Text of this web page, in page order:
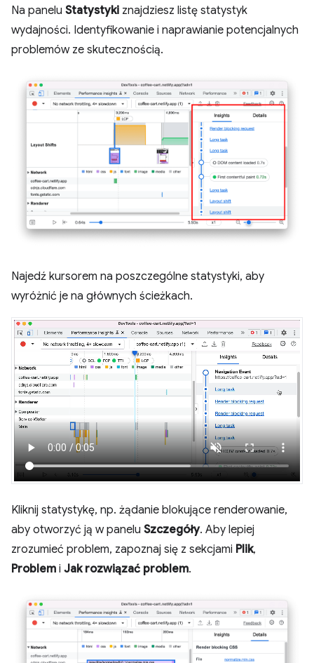
Na panelu Statystyki znajdziesz listę statystyk
wydajności. Identyfikowanie i naprawianie potencjalnych
problemów ze skutecznością.
Najedź kursorem na poszczególne statystyki, aby
wyróżnić je na głównych ścieżkach.
Kliknij statystykę, np. żądanie blokujące renderowanie,
aby otworzyć ją w panelu Szczegóły. Aby lepiej
zrozumieć problem, zapoznaj się z sekcjami Plik,
Problem i Jak rozwiązać problem.